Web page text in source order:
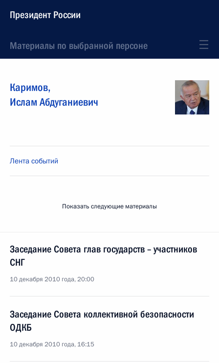
Президент России
Материалы по выбранной персоне
Каримов,
Ислам Абдуганиевич
Лента событий
Показать следующие материалы
Заседание Совета глав государств – участников
СНГ
10 декабря 2010 года, 20:00
Заседание Совета коллективной безопасности
ОДКБ
10 декабря 2010 года, 16:15